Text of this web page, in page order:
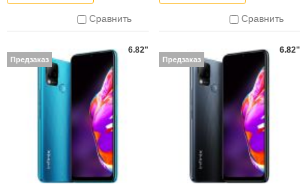
Сравнить Сравнить
6.82"
Предзаказ
6.82"
Предзаказ